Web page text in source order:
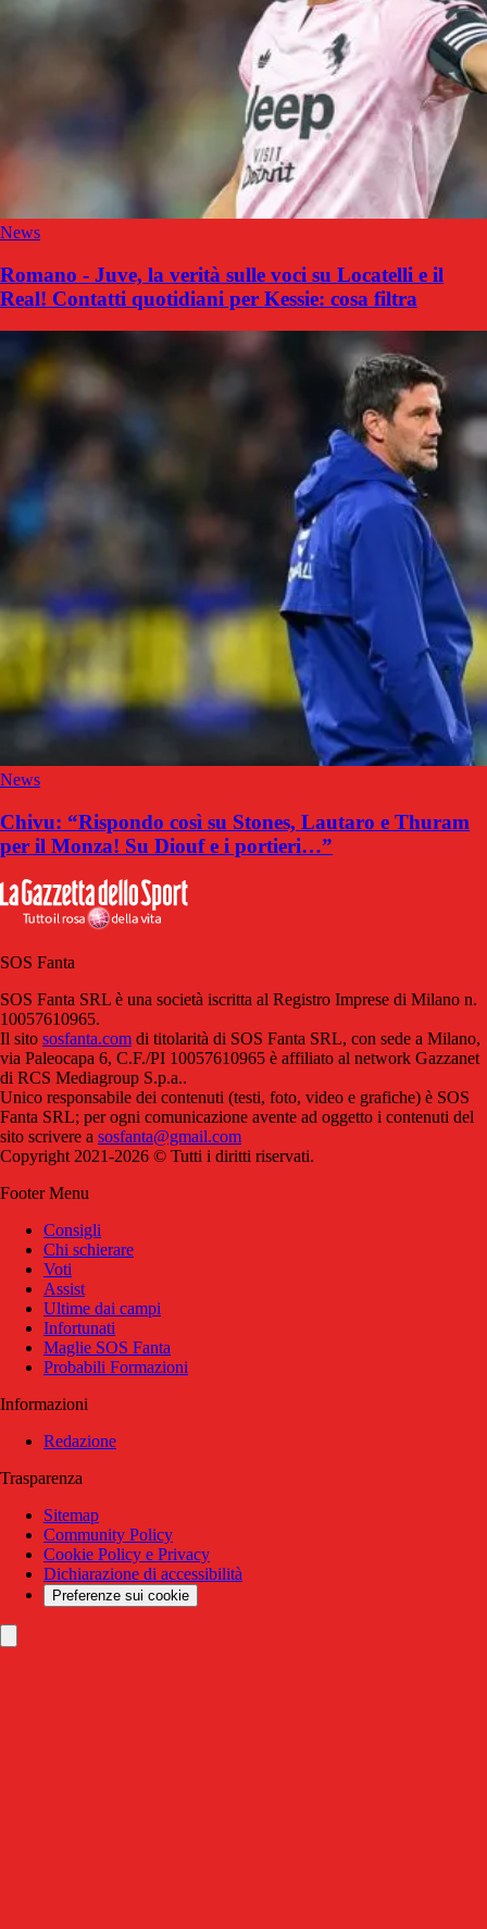
News
Romano - Juve, la verità sulle voci su Locatelli e il
Real! Contatti quotidiani per Kessie: cosa filtra
News
Chivu: “Rispondo così su Stones, Lautaro e Thuram
per il Monza! Su Diouf e i portieri…”
SOS Fanta
SOS Fanta SRL è una società iscritta al Registro Imprese di Milano n.
10057610965.
Il sito sosfanta.com di titolarità di SOS Fanta SRL, con sede a Milano,
via Paleocapa 6, C.F./PI 10057610965 è affiliato al network Gazzanet
di RCS Mediagroup S.p.a..
Unico responsabile dei contenuti (testi, foto, video e grafiche) è SOS
Fanta SRL; per ogni comunicazione avente ad oggetto i contenuti del
sito scrivere a sosfanta@gmail.com
Copyright 2021-2026 © Tutti i diritti riservati.
Footer Menu
Consigli
Chi schierare
Voti
Assist
Ultime dai campi
Infortunati
Maglie SOS Fanta
Probabili Formazioni
Informazioni
Redazione
Trasparenza
Sitemap
Community Policy
Cookie Policy e Privacy
Dichiarazione di accessibilità
Preferenze sui cookie